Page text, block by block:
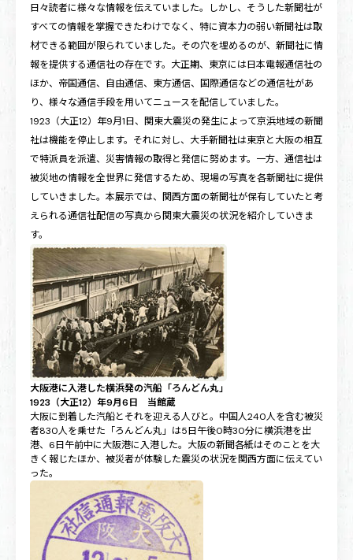
日々読者に様々な情報を伝えていました。しかし、そうした新聞社が
すべての情報を掌握できたわけでなく、特に資本力の弱い新聞社は取
材できる範囲が限られていました。その穴を埋めるのが、新聞社に情
報を提供する通信社の存在です。大正期、東京には日本電報通信社の
ほか、帝国通信、自由通信、東方通信、国際通信などの通信社があ
り、様々な通信手段を用いてニュースを配信していました。
1923（大正12）年9月1日、関東大震災の発生によって京浜地域の新聞
社は機能を停止します。それに対し、大手新聞社は東京と大阪の相互
で特派員を派遣、災害情報の取得と発信に努めます。一方、通信社は
被災地の情報を全世界に発信するため、現場の写真を各新聞社に提供
していきました。本展示では、関西方面の新聞社が保有していたと考
えられる通信社配信の写真から関東大震災の状況を紹介していきま
す。
大阪港に入港した横浜発の汽船「ろんどん丸」
1923（大正12）年9月6日 当館蔵
大阪に到着した汽船とそれを迎える人びと。中国人240人を含む被災
者830人を乗せた「ろんどん丸」は5日午後0時30分に横浜港を出
港、6日午前中に大阪港に入港した。大阪の新聞各紙はそのことを大
きく報じたほか、被災者が体験した震災の状況を関西方面に伝えてい
った。